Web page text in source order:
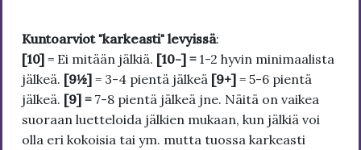
Kuntoarviot "karkeasti" levyissä:
[10] = Ei mitään jälkiä. [10-] = 1-2 hyvin minimaalista
jälkeä. [9½] = 3-4 pientä jälkeä [9+] = 5-6 pientä
jälkeä. [9] = 7-8 pientä jälkeä jne. Näitä on vaikea
suoraan luetteloida jälkien mukaan, kun jälkiä voi
olla eri kokoisia tai ym. mutta tuossa karkeasti